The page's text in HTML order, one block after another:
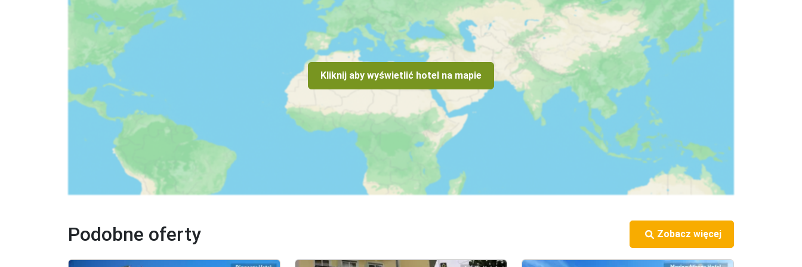
Plusy - pełna swoboda w poruszaniu się, możliwość odwiedzenia wszystkich atrakcji bez ograniczeń czasowych. Możesz łatwo zwiedzać zarówno popularne
miejsca, jak i mniej uczęszczane obszary, np. Siedem Źródeł (Epta Piges) czy Klasztor Tsambika
Minusy - większy koszt niż komunikacja zbiorowa, szczególnie w szczycie sezonu. W miastach, takich jak Rodos, parkowanie może być trudne, zwłaszcza w
pobliżu Starego Miasta
Rekomendacja - Wynajem samochodu jest idealny, jeśli planujesz zobaczyć całą wyspę i cieszyć się większą elastycznością w podróży
Skuter lub quad - Wynajem skutera lub quada to popularna opcja dla turystów, którzy chcą podróżować ekonomicznie i elastycznie. Jest to idealny sposób na
odkrywanie wąskich dróg w mniejszych miejscowościach i dotarcie do plaż
Plusy - Ekonomiczna i wygodna opcja, szczególnie na krótkie dystanse. Możesz swobodnie poruszać się po wąskich drogach i łatwiej zaparkować
Minusy - Nieodpowiednia na długie trasy lub w trudniejszych warunkach drogowych. Wynajem pojazdów dwukołowych może być ograniczony w przypadku
podróżowania z większym bagażem
Rekomendacja - Skuter lub quad będą idealne do krótszych wycieczek, np. z miastem Rodos jako bazą wypadową, do pobliskich atrakcji i plaż
Taksówki są dostępne na całej wyspie i mogą być dobrym rozwiązaniem na krótkie trasy lub jeśli nie chcesz wynajmować samochodu.
Plusy - Komfortowy i szybki sposób podróżowania, szczególnie jeśli masz ograniczony czas.
Rozkłady jazdy autobusów - Sprawdź dokładnie rozkłady autobusów, szczególnie poza sezonem turystycznym, kiedy kursy mogą być mniej częste.
Rezerwacja wynajmu - Jeśli planujesz wynająć samochód lub skuter w szczycie sezonu, zarezerwuj pojazd z wyprzedzeniem, ponieważ popyt na wynajem jest
duży.
Kliknij aby wyświetlić hotel na mapie
Podobne oferty Zobacz więcej